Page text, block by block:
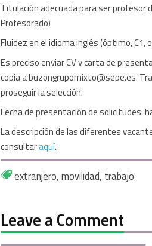
Titulación adecuada para ser profesor
Profesorado)
Fluidez en el idioma inglés (óptimo, C1,
Es preciso enviar CV y carta de
copia a buzongrupomixto@sepe.es.
proseguir la selección.
Fecha de presentación de solicitudes:
La descripción de las diferentes
consultaraquí.
extranjero, movilidad, trabajo
Leave a Comment